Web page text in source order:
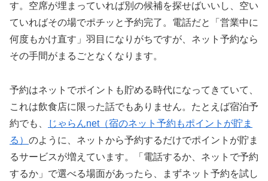
す。空席が埋まっていれば別の候補を探せばいいし、空い
ていればその場でポチッと予約完了。電話だと「営業中に
何度もかけ直す」羽目になりがちですが、ネット予約なら
その手間がまるごとなくなります。
予約はネットでポイントも貯める時代になってきていて、
これは飲食店に限った話でもありません。たとえば宿泊予
約でも、
じゃらんnet（宿のネット予約もポイントが貯ま
る） のように、ネットから予約するだけでポイントが貯ま
るサービスが増えています。「電話するか、ネットで予約
するか」で選べる場面があったら、まずネット予約を試し